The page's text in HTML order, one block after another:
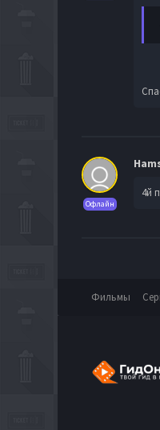
Офлайн
4й
Фильмы